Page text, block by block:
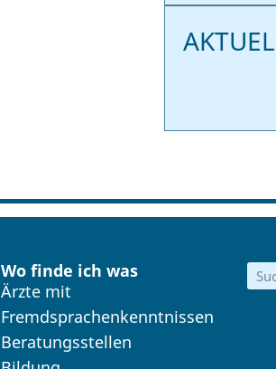
Wo finde ich was
Ärzte mit
Fremdsprachenkenntnissen
Beratungsstellen